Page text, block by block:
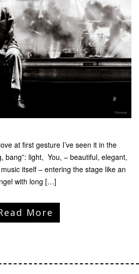
at first gesture I’ve seen it in the
light, You, – beautiful, elegant,
itself – entering the stage like an
with long […]
More